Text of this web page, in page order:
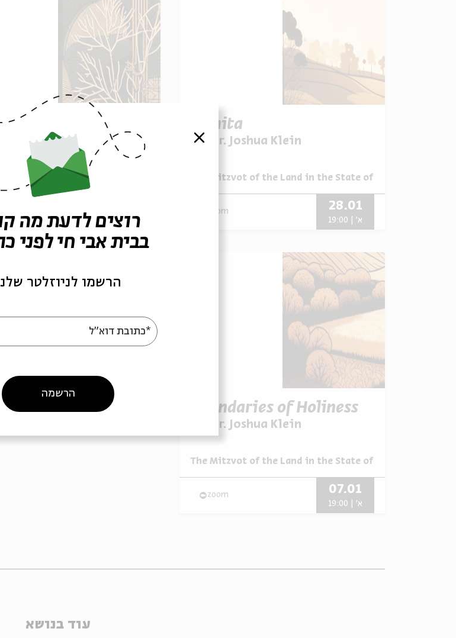
Shmita
Dr. Joshua Klein
The Mitzvot of the Land in the State of Israel
zoom 28.01
א' | 19:00
Joshua Klein
of the Land in the State of Israel
א' | 19:00
Boundaries of Holiness
Dr. Joshua Klein
מתוך:
The Mitzvot of the Land in the State of Israel
zoom 07.01
א' | 19:00
עוד בנושא
סגור
רוצים לדעת מה
בבית אבי חי לפני
הרשמו לניוזלטר
*כתובת דוא"ל
הרשמה